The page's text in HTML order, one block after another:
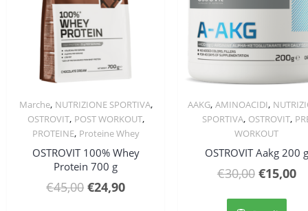
Quick View
Marche, NUTRIZIONE SPORTIVA,
OSTROVIT, POST WORKOUT,
PROTEINE, Proteine Whey
OSTROVIT 100% Whey
Protein 700 g
€45,00 Il
€24,90Il
Quick View
AAKG,AMINOACIDI,
SPORTIVA, OSTROVIT,
WORKOUT
OSTROVIT Aakg 200 g
€30,00 Il
€15,00Il